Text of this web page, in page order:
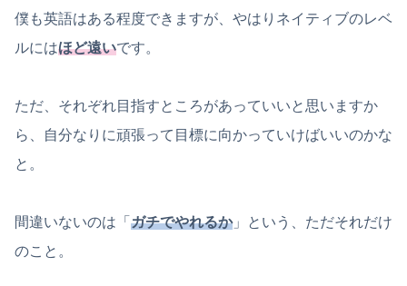
僕も英語はある程度できますが、やはりネイティブのレベ
ルにはほど遠いです。
ただ、それぞれ目指すところがあっていいと思いますか
ら、自分なりに頑張って目標に向かっていけばいいのかな
と。
間違いないのは「 ガチでやれるか」という、ただそれだけ
のこと。